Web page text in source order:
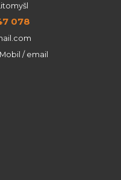
078
/ email